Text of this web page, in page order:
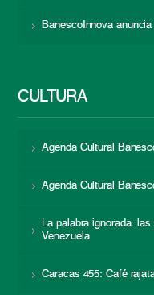
BanescoInnova
CULTURA
Agenda Cultural
Agenda Cultural
La palabra ignorada:
Venezuela
Caracas 455: Café